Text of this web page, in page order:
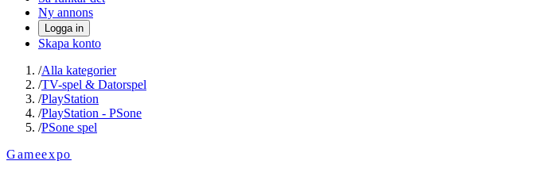
Ny annons
Logga in
Skapa konto
/Alla kategorier
/TV-spel & Datorspel
/PlayStation
/PlayStation - PSone
/PSone spel
Gameexpo